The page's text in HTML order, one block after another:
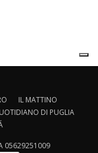
IL MATTINO
DI PUGLIA
05629251009